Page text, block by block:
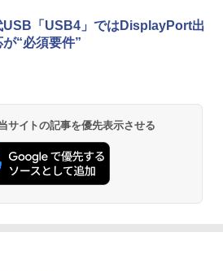
モリ 4GB 新品SSD 256GB 15.6インチ
HDMI端子 Bluetooth DVD WIFI
付き Windows11 オフィス 中古P
中古ノートPC
12,555
ノングレア 液晶ディスプレイ VGA
2,800
28,970
Soundcore P40i オフホワイト
Soundcore P31i ブラック
WAYNE feat. Flo Milli, ATL Jacob
WAYNE feat. Flo Milli, ATL Jacob
天然水 ラベルレス 500ml ×24本
山の天然水 バナジウム含有 水 ミネラル
ーター ペットボトル 静岡県産 500ミリリ
ベルレス ×8本
のひとりごと 17巻 (デジタル版ビッグガ
ンコミックス)
界居酒屋「のぶ」(22) (角川コミックス・
)
USB「USB4」ではDisplayPort出
が“必須要件”
サイトの記事を優先表示させる